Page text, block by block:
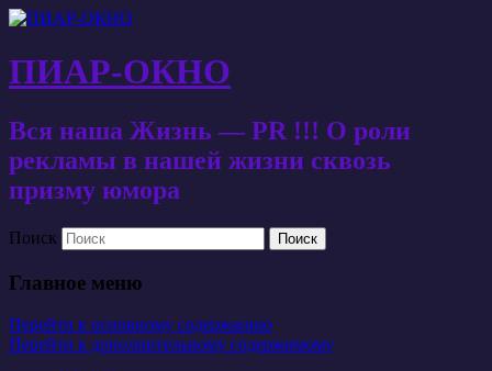
ПИАР-ОКНО
Вся наша Жизнь — PR !!! О роли
рекламы в нашей жизни сквозь
призму юмора
Поиск
Главное меню
Перейти к основному содержанию
Перейти к дополнительному содержимому